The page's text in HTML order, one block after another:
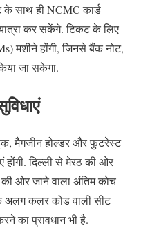
साथ ही NCMC कार्ड
कर सकेंगे. टिकट के लिए
मशीने होंगी, जिनसे बैंक नोट,
जा सकेगा.
मैगजीन होल्डर और फुटरेस्ट
होंगी. दिल्ली से मेरठ की ओर
ओर जाने वाला अंतिम कोच
अलग कलर कोड वाली सीट
का प्रावधान भी है.